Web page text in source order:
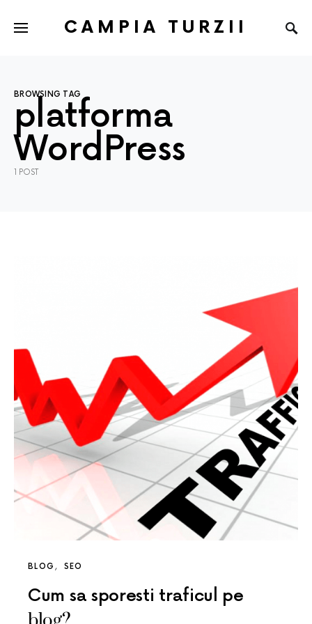
CAMPIA TURZII
BROWSING TAG
platforma
WordPress
1 POST
BLOG SEO
Cum sa sporesti traficul pe